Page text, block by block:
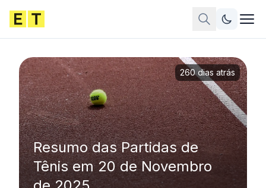
Resumo das Partidas de
Tênis em 20 de Novembro
260 dias atrás